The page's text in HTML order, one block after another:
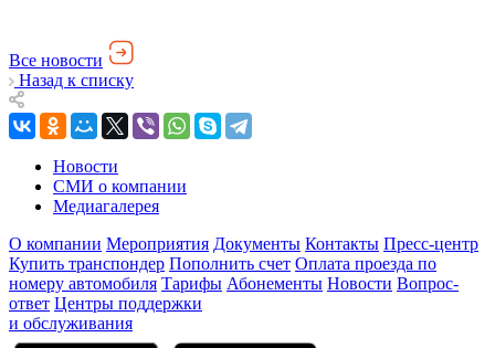
Все новости
Назад к списку
Новости
СМИ о компании
Медиагалерея
О компании Мероприятия Документы Контакты Пресс-центр
Купить транспондер Пополнить счет Оплата проезда по
номеру автомобиля Тарифы Абонементы Новости Вопрос-
ответ Центры поддержки
и обслуживания